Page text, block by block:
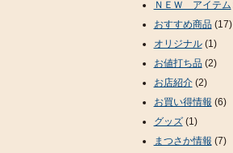
ＮＥＷ アイテム
おすすめ商品(17)
オリジナル(1)
お値打ち品(2)
お店紹介(2)
お買い得情報 (6)
グッズ(1)
まつさか情報 (7)